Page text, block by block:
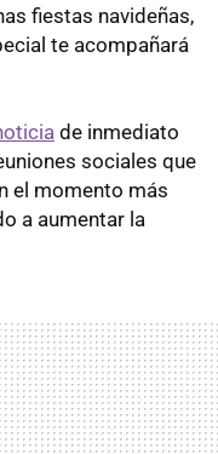
fiestas navideñas,
te acompañará
de inmediato
sociales que
el momento más
a aumentar la